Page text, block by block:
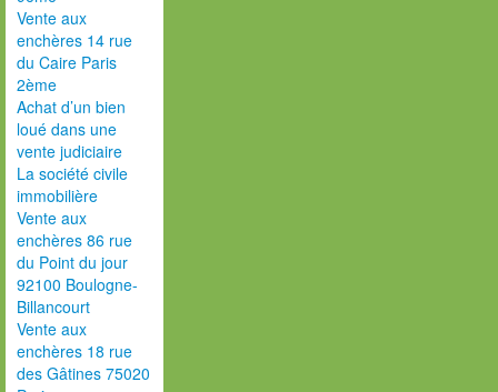
Vente aux
enchères 14 rue
du Caire Paris
2ème
Achat d’un bien
loué dans une
vente judiciaire
La société civile
immobilière
Vente aux
enchères 86 rue
du Point du jour
92100 Boulogne-
Billancourt
Vente aux
enchères 18 rue
des Gâtines 75020